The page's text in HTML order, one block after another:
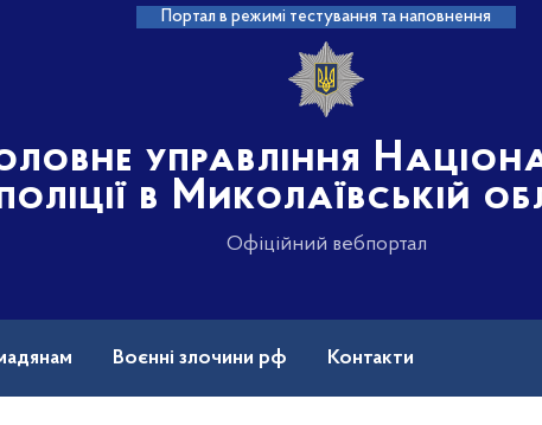
Портал в режимі тестування та наповнення
управління
в Миколаївській
Офіційний вебпортал
Воєнні злочини рф Контакти